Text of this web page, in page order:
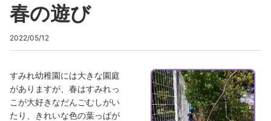
春の遊び
2022/05/12
すみれ幼稚園には大きな園庭
がありますが、春はすみれっ
こが大好きなだんごむしがい
たり、きれいな色の葉っぱが